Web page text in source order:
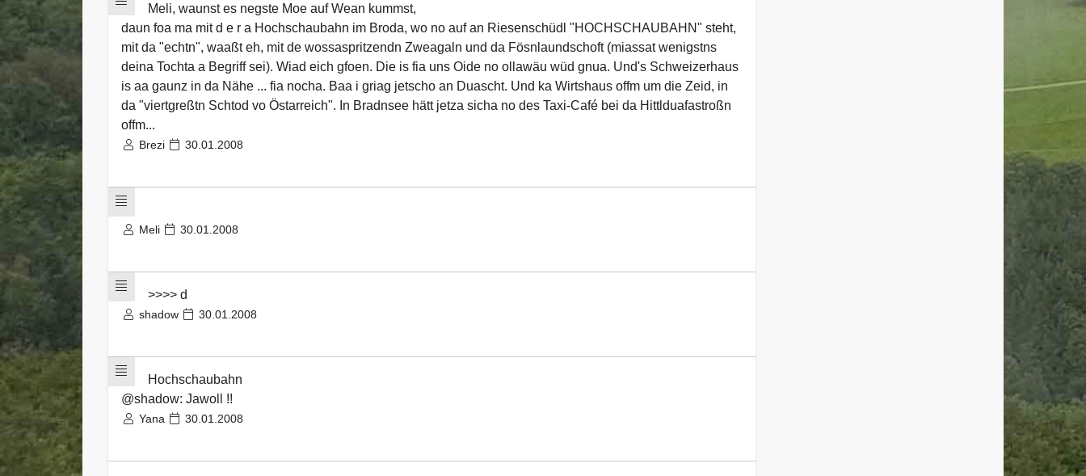
Meli, waunst es negste Moe auf Wean kummst,
daun foa ma mit d e r a Hochschaubahn im Broda, wo no auf an Riesenschüdl "HOCHSCHAUBAHN" steht,
mit da "echtn", waaßt eh, mit de wossaspritzendn Zweagaln und da Fösnlaundschoft (miassat wenigstns
deina Tochta a Begriff sei). Wiad eich gfoen. Die is fia uns Oide no ollawäu wüd gnua. Und's Schweizerhaus
is aa gaunz in da Nähe ... fia nocha. Baa i griag jetscho an Duascht. Und ka Wirtshaus offm um die Zeid, in
da "viertgreßtn Schtod vo Östarreich". In Bradnsee hätt jetza sicha no des Taxi-Café bei da Hittlduafastroßn
offm...
Brezi 30.01.2008
Meli 30.01.2008
>>>> d
shadow 30.01.2008
Hochschaubahn
@shadow: Jawoll !!
Yana 30.01.2008